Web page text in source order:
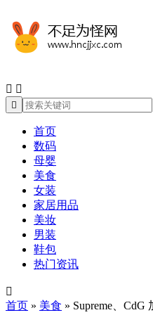
 

首页
数码
母婴
美食
女装
家居用品
美妆
男装
鞋包
热门资讯

首页 » 美食 » Supreme、